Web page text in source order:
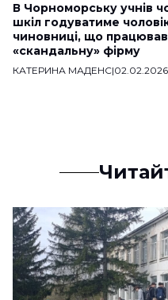
В Чорноморську учнів
шкіл годуватиме
чиновниці, що
«скандальну» фірму
КАТЕРИНА МАДЕНС|02.02.2026